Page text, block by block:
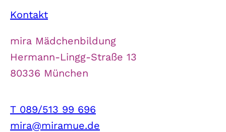
Kontakt
mira Mädchenbildung
Hermann-Lingg-Straße 13
80336 München
T 089/513 99 696
mira@miramue.de